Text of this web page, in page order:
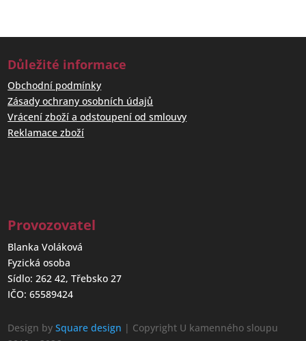
Důležité informace
Obchodní podmínky
Zásady ochrany osobních údajů
Vrácení zboží a odstoupení od smlouvy
Reklamace zboží
Provozovatel
Blanka Voláková
Fyzická osoba
Sídlo: 262 42, Třebsko 27
IČO: 65589424
Design bySquare design | Copyright U kamenného sloupu